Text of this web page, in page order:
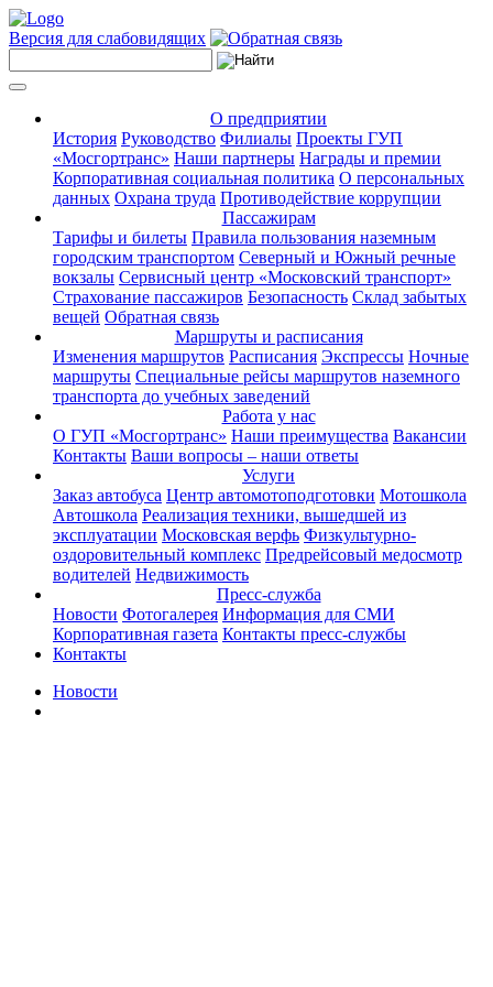
Версия для слабовидящих
О предприятии
История Руководство Филиалы Проекты ГУП
«Мосгортранс» Наши партнеры Награды и премии
Корпоративная социальная политика О персональных
данных Охрана труда Противодействие коррупции
Пассажирам
Тарифы и билеты Правила пользования наземным
городским транспортом Северный и Южный речные
вокзалы Сервисный центр «Московский транспорт»
Страхование пассажиров Безопасность Склад забытых
вещей Обратная связь
Маршруты и расписания
Изменения маршрутов Расписания Экспрессы Ночные
маршруты Специальные рейсы маршрутов наземного
транспорта до учебных заведений
Работа у нас
О ГУП «Мосгортранс» Наши преимущества Вакансии
Контакты Ваши вопросы – наши ответы
Услуги
Заказ автобуса Центр автомотоподготовки Мотошкола
Автошкола Реализация техники, вышедшей из
эксплуатации Московская верфь Физкультурно-
оздоровительный комплекс Предрейсовый медосмотр
водителей Недвижимость
Пресс-служба
Новости Фотогалерея Информация для СМИ
Корпоративная газета Контакты пресс-службы
Контакты
Новости